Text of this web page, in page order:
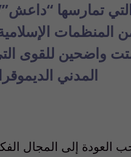
تمارسها
المنظمات
واضحين للقوى
المدني
العودة إلى المجال